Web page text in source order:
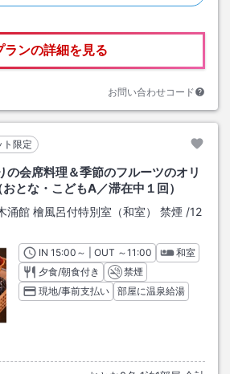
ランの詳細を見る
お問い合わせコード
ト限定
の会席料理＆季節のフルーツのオリ
とな・こどもA／滞在中１回）
涌館 檜風呂付特別室（和室） 禁煙 /12
INチェックイン
15:00 ～ | OUT チェックアウト
～11:00
和室
夕食/朝食付き
禁煙
現地/事前支払い
部屋に温泉給湯